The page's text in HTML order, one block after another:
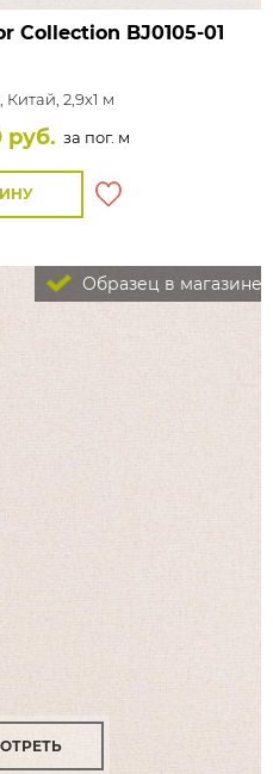
Collection BJ0105-01
Китай, 2,9x1 м
руб. за пог. м
Образец в магазине